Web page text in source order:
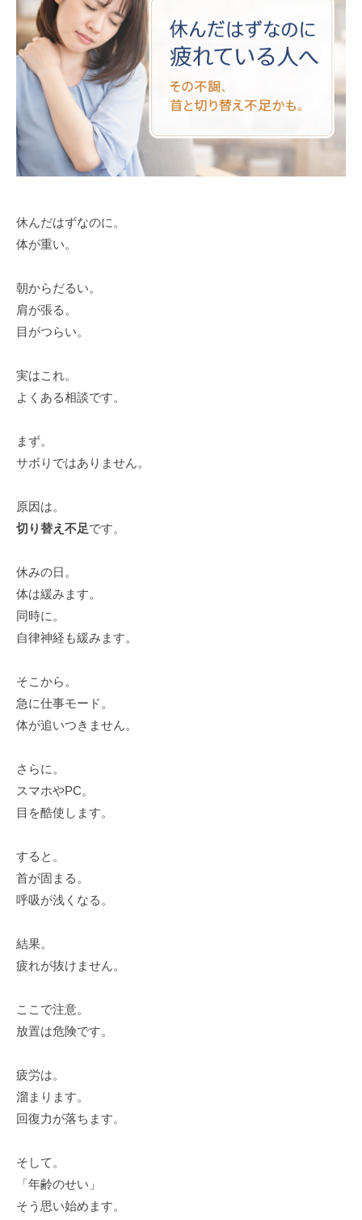
休んだはずなのに。
体が重い。
朝からだるい。
肩が張る。
目がつらい。
実はこれ。
よくある相談です。
まず。
サボりではありません。
原因は。
切り替え不足です。
休みの日。
体は緩みます。
同時に。
自律神経も緩みます。
そこから。
急に仕事モード。
体が追いつきません。
さらに。
スマホやPC。
目を酷使します。
すると。
首が固まる。
呼吸が浅くなる。
結果。
疲れが抜けません。
ここで注意。
放置は危険です。
疲労は。
溜まります。
回復力が落ちます。
そして。
「年齢のせい」
そう思い始めます。